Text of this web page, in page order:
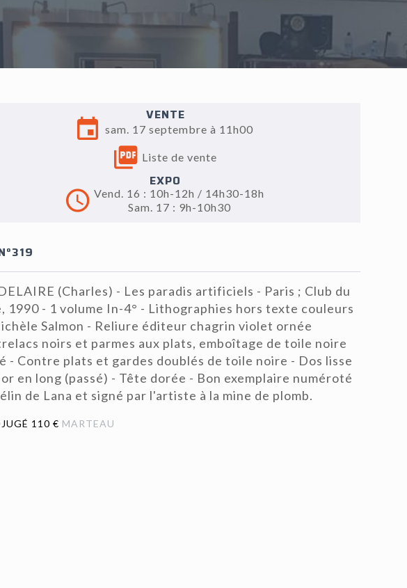
VENTE
sam. 17 septembre à 11h00
Liste de vente
EXPO
Vend. 16 : 10h-12h / 14h30-18h
Sam. 17 : 9h-10h30
(Charles) - Les paradis artificiels - Paris ; Club du
1990 - 1 volume In-4° - Lithographies hors texte couleurs
Salmon - Reliure éditeur chagrin violet ornée
noirs et parmes aux plats, emboîtage de toile noire
- Contre plats et gardes doublés de toile noire - Dos lisse
en long (passé) - Tête dorée - Bon exemplaire numéroté
de Lana et signé par l'artiste à la mine de plomb.
110 € MARTEAU